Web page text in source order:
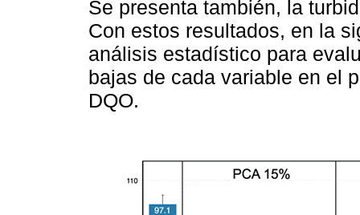
Se presenta también, la
Con estos resultados, en la
análisis estadístico para
bajas de cada variable en el
DQO.